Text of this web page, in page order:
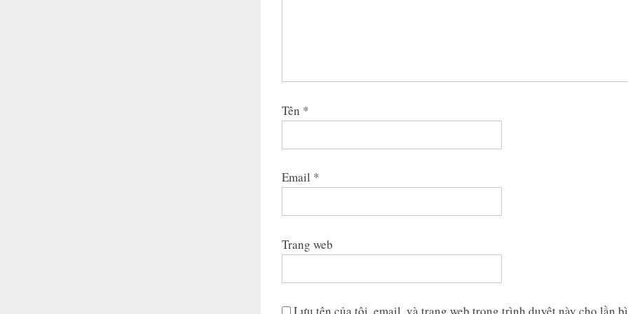
Tên *
Email *
Trang web